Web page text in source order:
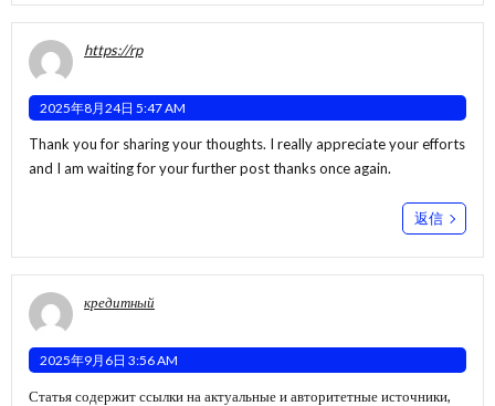
https://rp
2025年8月24日 5:47 AM
Thank you for sharing your thoughts. I really appreciate your efforts
and I am waiting for your further post thanks once again.
返信
кредитный
2025年9月6日 3:56 AM
Статья содержит ссылки на актуальные и авторитетные источники,